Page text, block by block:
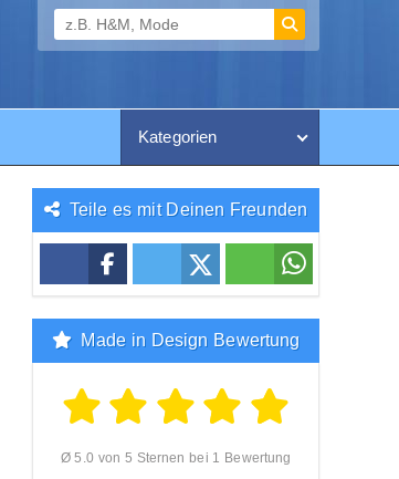
Kategorien
Teile es mit Deinen Freunden
Made in Design Bewertung
Ø 5.0 von 5 Sternen bei 1 Bewertung